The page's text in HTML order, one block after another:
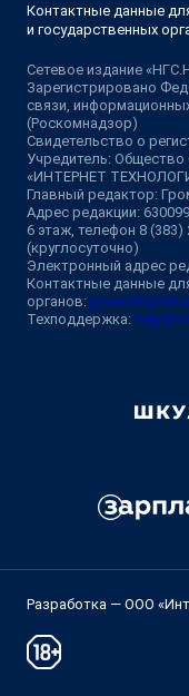
Контактные данные
и государственных
Сетевое издание
Зарегистрировано
связи,
(Роскомнадзор)
Свидетельство о
Учредитель: Общество
«ИНТЕРНЕТ
Главный редактор:
Адрес редакции:
6 этаж, телефон 8 (383)
(круглосуточно)
Электронный адрес
Контактные данные
органов:
Техподдержка:
Разработка — ООО